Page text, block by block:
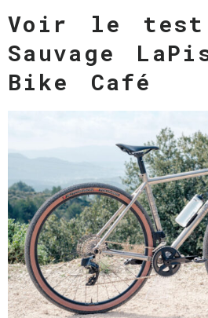
Voir le test
Sauvage
Bike Café